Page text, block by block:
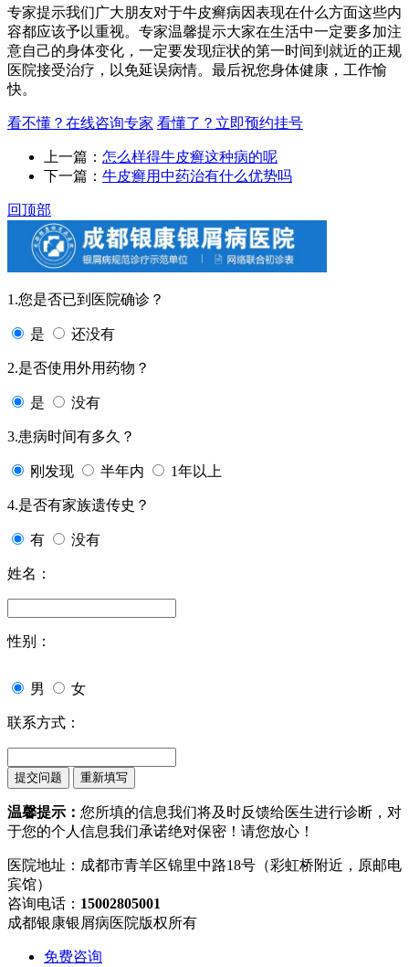
专家提示我们广大朋友对于牛皮癣病因表现在什么方面这些内
容都应该予以重视。专家温馨提示大家在生活中一定要多加注
意自己的身体变化，一定要发现症状的第一时间到就近的正规
医院接受治疗，以免延误病情。最后祝您身体健康，工作愉
快。
看不懂？在线咨询专家 看懂了？立即预约挂号
上一篇： 怎么样得牛皮癣这种病的呢
下一篇： 牛皮癣用中药治有什么优势吗
回顶部
1.您是否已到医院确诊？
是 还没有
2.是否使用外用药物？
是 没有
3.患病时间有多久？
刚发现 半年内 1年以上
4.是否有家族遗传史？
有 没有
姓名：
性别：
男 女
联系方式：
温馨提示： 您所填的信息我们将及时反馈给医生进行诊断，对
于您的个人信息我们承诺绝对保密！请您放心！
医院地址：成都市青羊区锦里中路18号（彩虹桥附近，原邮电
宾馆）
咨询电话： 15002805001
成都银康银屑病医院版权所有
免费咨询